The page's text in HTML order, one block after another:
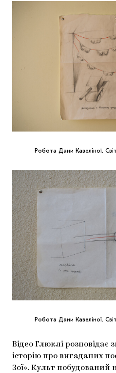
Робота Дани Кавеліної.
Робота Дани Кавеліної.
Відео Глюклі розповідає
історію про вигаданих
Зої». Культ побудований